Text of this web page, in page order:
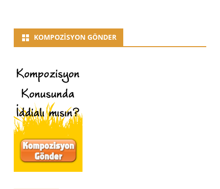
KOMPOZISYON GÖNDER